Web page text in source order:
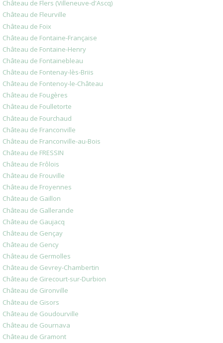
Château de Flers (Villeneuve-d'Ascq)
Château de Fleurville
Château de Foix
Château de Fontaine-Française
Château de Fontaine-Henry
Château de Fontainebleau
Château de Fontenay-lès-Briis
Château de Fontenoy-le-Château
Château de Fougères
Château de Foulletorte
Château de Fourchaud
Château de Franconville
Château de Franconville-au-Bois
Château de FRESSIN
Château de Frôlois
Château de Frouville
Château de Froyennes
Château de Gaillon
Château de Gallerande
Château de Gaujacq
Château de Gençay
Château de Gency
Château de Germolles
Château de Gevrey-Chambertin
Château de Girecourt-sur-Durbion
Château de Gironville
Château de Gisors
Château de Goudourville
Château de Gournava
Château de Gramont